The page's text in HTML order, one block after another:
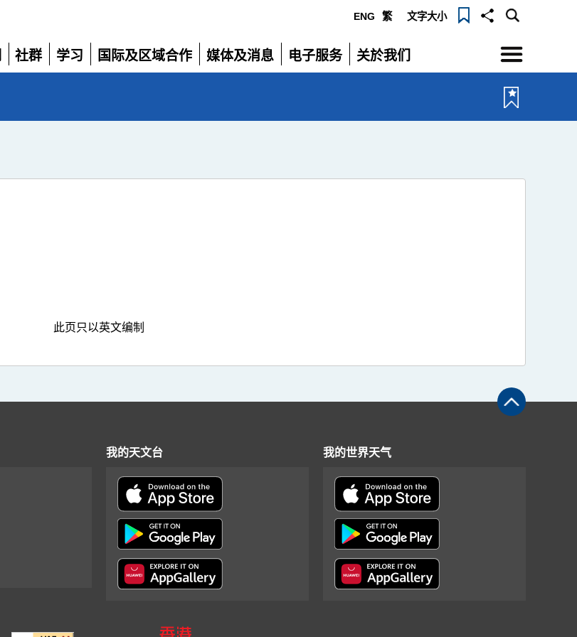
ENG 繁 文字大小
社群
展
学习
展
国际及区域合作
展
媒体及消息
展
电子服务
展
关於我们
展
选
单
此页只以英文编制
我的天文台 我的世界天气